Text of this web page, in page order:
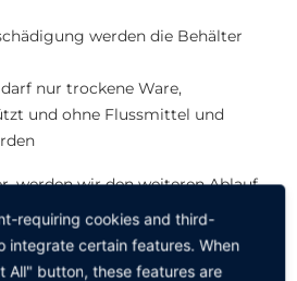
werden die Behälter
nur trockene Ware,
und ohne Flussmittel und
werden wir den weiteren Ablauf
Altlote mit Ihnen besprechen.
Anklicken den gewünschten
requiring cookies and third-
integrate certain features. When
All" button, these features are